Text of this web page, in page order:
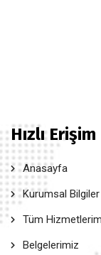
Hızlı Erişim
Anasayfa
Kurumsal Bilgiler
Tüm
Belgelerimiz